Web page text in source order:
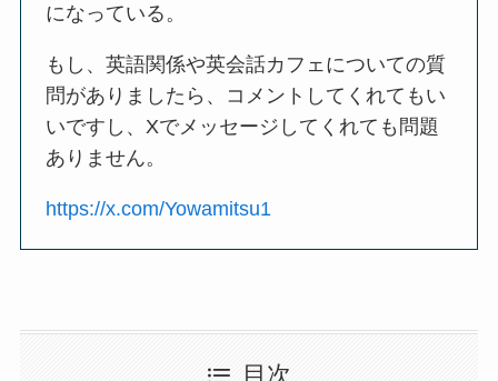
になっている。
もし、英語関係や英会話カフェについての質
問がありましたら、コメントしてくれてもい
いですし、Xでメッセージしてくれても問題
ありません。
https://x.com/Yowamitsu1
目次